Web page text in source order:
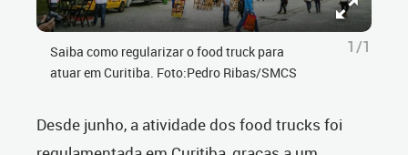
Saiba como regularizar o food truck para
atuar em Curitiba. Foto:Pedro Ribas/SMCS
1/1
Desde junho, a atividade dos food trucks foi